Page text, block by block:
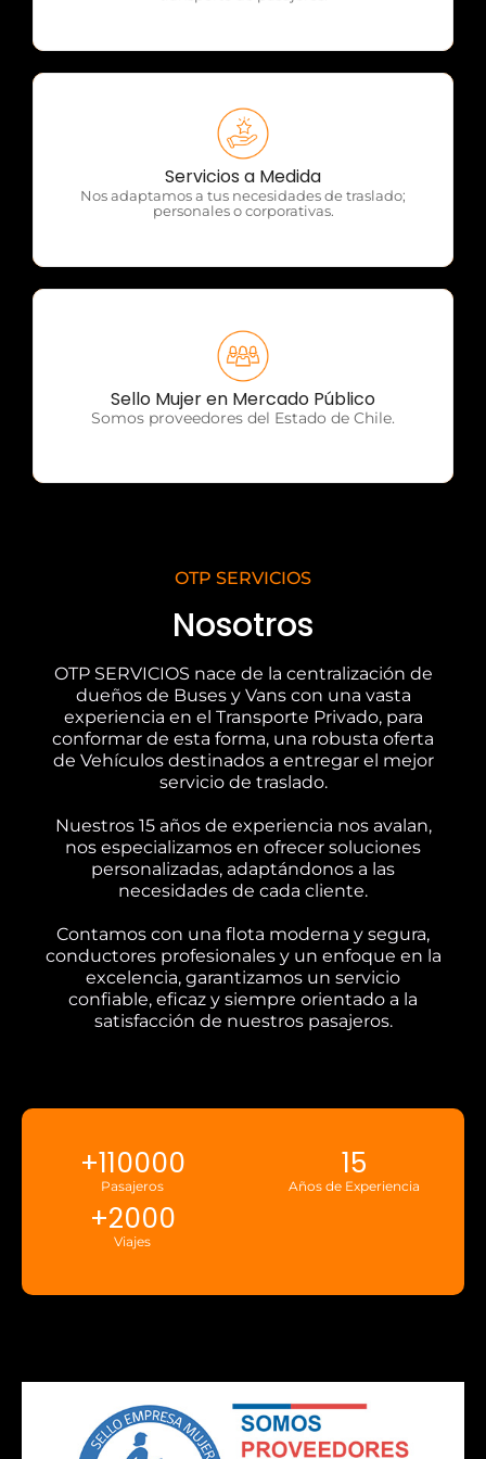
Servicios a Medida
Nos adaptamos a tus necesidades de traslado;
personales o corporativas.
OTP Servicios
Sello Mujer en Mercado Público
Somos proveedores del Estado de Chile.
OTP Servicios
OTP SERVICIOS
Nosotros
OTP SERVICIOS nace de la centralización de
dueños de Buses y Vans con una vasta
experiencia en el Transporte Privado, para
conformar de esta forma, una robusta oferta
de Vehículos destinados a entregar el mejor
servicio de traslado.
Nuestros 15 años de experiencia nos avalan,
nos especializamos en ofrecer soluciones
personalizadas, adaptándonos a las
necesidades de cada cliente.
Contamos con una flota moderna y segura,
conductores profesionales y un enfoque en la
excelencia, garantizamos un servicio
confiable, eficaz y siempre orientado a la
satisfacción de nuestros pasajeros.
Pasajeros
+110000
Años de Experiencia
15
Viajes
+2000